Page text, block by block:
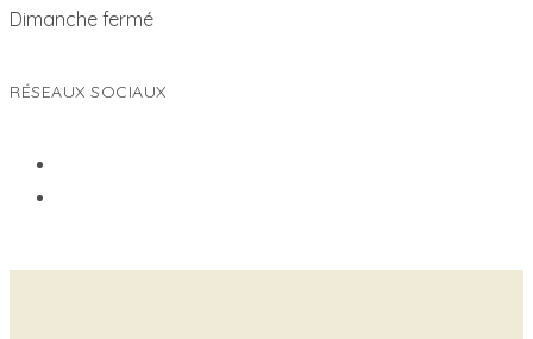
Dimanche fermé
RÉSEAUX SOCIAUX